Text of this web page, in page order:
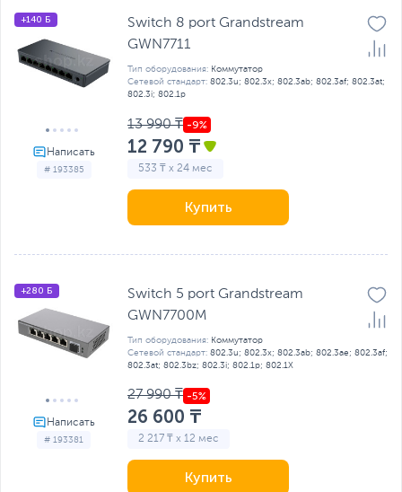
# 193385
+140 Б
Switch 8 port Grandstream
GWN7711
Тип оборудования: Коммутатор
Сетевой стандарт: 802.3u; 802.3x; 802.3ab; 802.3af; 802.3at;
802.3i; 802.1р
13 990 ₸
12 790 ₸
533 ₸ x 24 мес
Купить
# 193381
+280 Б
Switch 5 port Grandstream
GWN7700M
Тип оборудования: Коммутатор
Сетевой стандарт: 802.3u; 802.3x; 802.3ab; 802.3ae; 802.3af;
802.3at; 802.3bz; 802.3i; 802.1р; 802.1X
27 990 ₸
26 600 ₸
2 217 ₸ x 12 мес
Купить